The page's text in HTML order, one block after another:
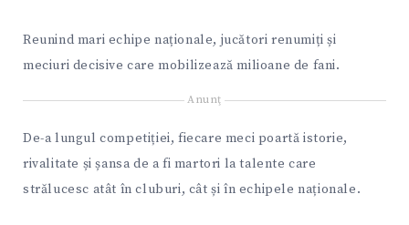
Reunind mari echipe naționale, jucători renumiți și
meciuri decisive care mobilizează milioane de fani.
Anunţ
De-a lungul competiției, fiecare meci poartă istorie,
rivalitate și șansa de a fi martori la talente care
strălucesc atât în cluburi, cât și în echipele naționale.